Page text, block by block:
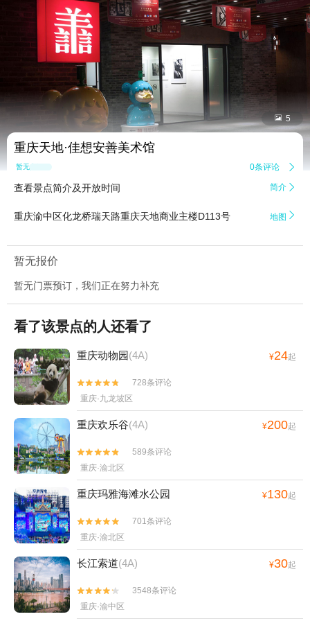
 5
重庆天地·佳想安善美术馆
暂无点评 0条评论 
查看景点简介及开放时间 简介 
重庆渝中区化龙桥瑞天路重庆天地商业主楼D113号 地图 
暂无报价
暂无门票预订，我们正在努力补充
看了该景点的人还看了
重庆动物园(4A) ¥24起


728条评论
重庆·九龙坡区
重庆欢乐谷(4A) ¥200起


589条评论
重庆·渝北区
重庆玛雅海滩水公园 ¥130起


701条评论
重庆·渝北区
长江索道(4A) ¥30起


3548条评论
重庆·渝中区
